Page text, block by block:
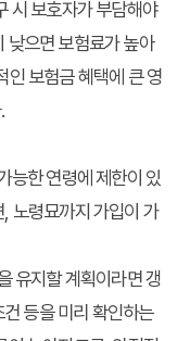
시 보호자가 부담해야
낮으면 보험료가 높아
인 보험금 혜택에 큰 영
능한 연령에 제한이 있
노령묘까지 가입이 가
유지할 계획이라면 갱
등을 미리 확인하는